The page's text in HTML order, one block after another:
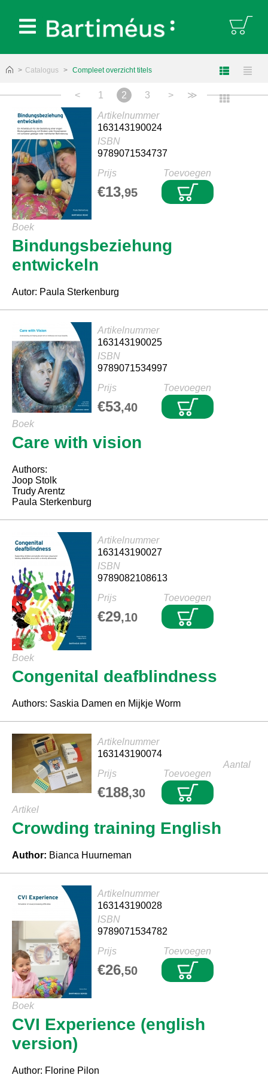
Catalogus Compleet overzicht titels
< 1 2 3 > ≫
Boek
Bindungsbeziehung
entwickeln
Autor: Paula Sterkenburg
Prijs
€13,95
Toevoegen
Artikelnummer
163143190024
ISBN
9789071534737
Boek
Care with vision
Authors:
Joop Stolk
Trudy Arentz
Paula Sterkenburg
Prijs
€53,40
Toevoegen
Artikelnummer
163143190025
ISBN
9789071534997
Boek
Congenital deafblindness
Authors: Saskia Damen en Mijkje Worm
Prijs
€29,10
Toevoegen
Artikelnummer
163143190027
ISBN
9789082108613
Artikel
Crowding training English
Author: Bianca Huurneman
Prijs
€188,30
Toevoegen
Aantal
Artikelnummer
163143190074
Boek
CVI Experience (english
version)
Author: Florine Pilon
Prijs
€26,50
Toevoegen
Artikelnummer
163143190028
ISBN
9789071534782